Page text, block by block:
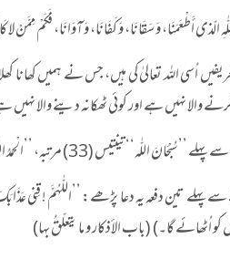
اُسی اللہ تعالیٰ کی ہیں، جس نے ہمیں کھانا
والا نہیں ہے اور کوئی ٹھکانہ دینے والا
اُٹھائے گا۔) (باب الأذکار و ما یتعلّقُ بہا)